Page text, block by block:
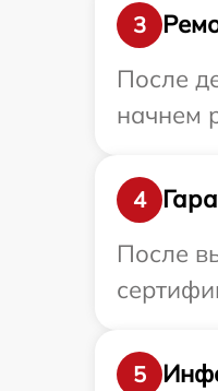
3
После
начнем
4
После
5